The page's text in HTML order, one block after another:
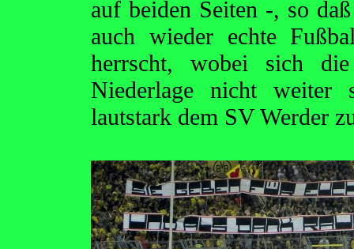
auf beiden Seiten -, so
auch wieder echte
herrscht, wobei sich
Niederlage nicht weiter
lautstark dem SV Werder